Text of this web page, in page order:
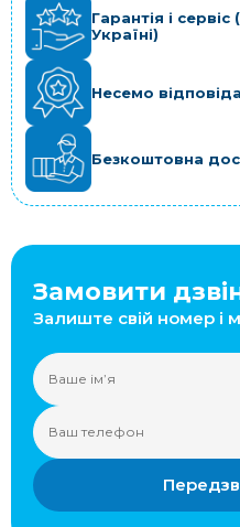
Гарантія і
Україні)
Несемо
Безкоштовна
Замовити
Залиште свій номер і